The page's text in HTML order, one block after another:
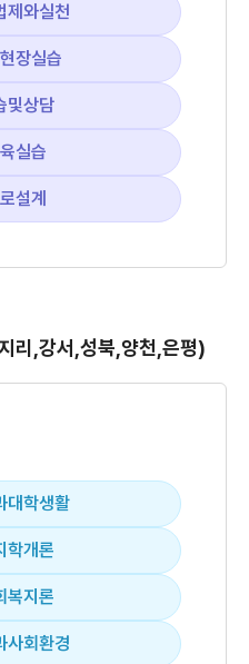
제와실천
장실습
및상담
실습
설계
리,강서,성북,양천,은평)
대학생활
학개론
복지론
사회환경